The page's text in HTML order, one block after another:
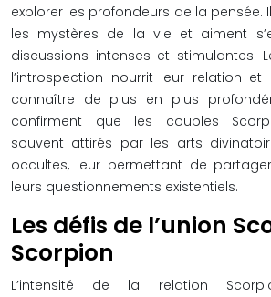
explorer les profondeurs de la pensée.
les mystères de la vie et aiment
discussions intenses et stimulantes.
l’introspection nourrit leur relation
connaître de plus en plus
confirment que les couples
souvent attirés par les arts
occultes, leur permettant de
leurs questionnements existentiels.
Les défis de l’union
Scorpion
L’intensité de la relation